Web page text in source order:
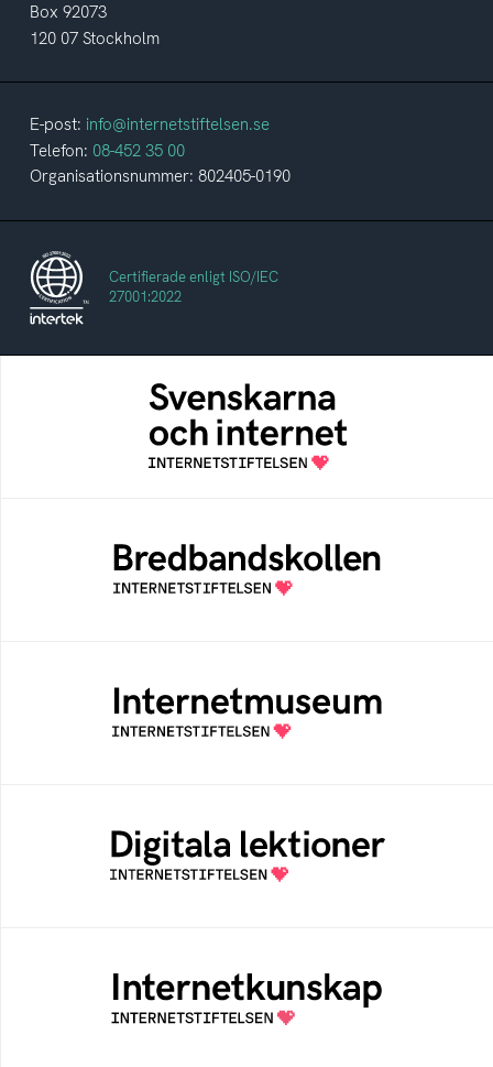
Box 92073
120 07 Stockholm
E-post: info@internetstiftelsen.se
Telefon: 08-452 35 00
Organisationsnummer: 802405-0190
Certifierade enligt ISO/IEC
27001:2022
Svenskarna och internet
En årlig studie av svenska folkets
internetvanor
Bredbandskollen är ett oberoende
konsumentverktyg som drivs av
Internetstiftelsen
Ett digitalt museum som byggts, och kureras
av Internetstiftelsen
Öppen digital lärresurs med färdiga lektioner
för alla stadier i grundskolan
Samlad kunskap som hjälper dig att bli en
säker och medveten internetanvändare